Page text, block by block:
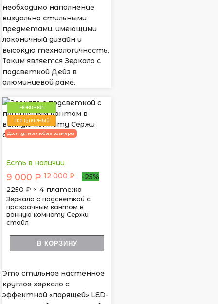
необходимо наполнение
визуально стильными
предметами, имеющими
лаконичный дизайн и
высокую технологичность.
Таким является Зеркало с
подсветкой Дейз в
алюминиевой раме.
НОВИНКА
ПОПУЛЯРНЫЙ
Доступны любые размеры
Есть в наличии
9 000 ₽ 12 000 ₽
-25%
2250 ₽ × 4 платежа
Зеркало с подсветкой с
прозрачным кантом в
ванную комнату Сержи
стайл
В КОРЗИНУ
Это стильное настенное
круглое зеркало с
эффектной «парящей» LED-